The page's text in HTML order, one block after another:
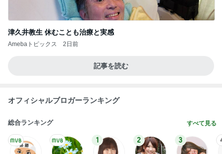
津久井教生 休むことも治療と実感
Amebaトピックス 2日前
記事を読む
オフィシャルブロガーランキング
総合ランキング すべて見る
1 2 3